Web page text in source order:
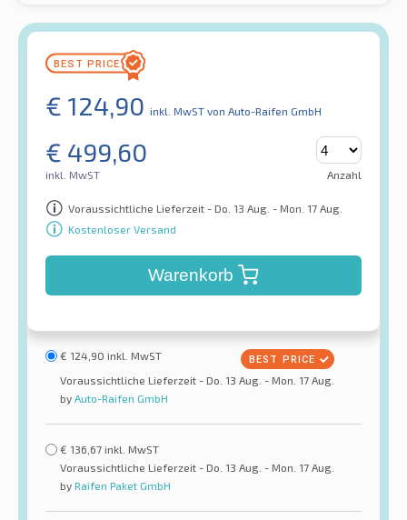
€ 124,90 inkl. MwST von Auto-Raifen GmbH
€ 499,60
inkl. MwST Anzahl
Voraussichtliche Lieferzeit - Do. 13 Aug. - Mon. 17 Aug.
Kostenloser Versand
Warenkorb
€ 124,90 inkl. MwST
Voraussichtliche Lieferzeit - Do. 13 Aug. - Mon. 17 Aug.
by Auto-Raifen GmbH
€ 136,67 inkl. MwST
Voraussichtliche Lieferzeit - Do. 13 Aug. - Mon. 17 Aug.
by Raifen Paket GmbH